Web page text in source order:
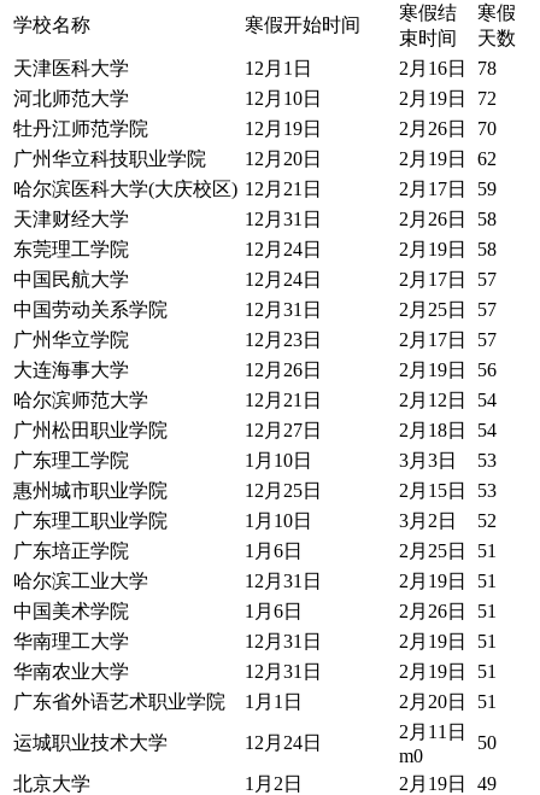
学校名称 寒假开始时间
寒假结
束时间
寒假
天数
天津医科大学
12月1日 2月16日
78
河北师范大学
12月10日 2月19日
72
牡丹江师范学院
12月19日 2月26日
70
广州华立科技职业学院
12月20日 2月19日
62
哈尔滨医科大学(大庆校区) 12月21日 2月17日
59
天津财经大学
12月31日 2月26日
58
东莞理工学院
12月24日 2月19日
58
中国民航大学
12月24日 2月17日
57
中国劳动关系学院
12月31日 2月25日
57
广州华立学院
12月23日 2月17日
57
大连海事大学
12月26日 2月19日
56
哈尔滨师范大学
12月21日 2月12日
54
广州松田职业学院
12月27日 2月18日
54
广东理工学院
1月10日 3月3日
53
惠州城市职业学院
12月25日 2月15日
53
广东理工职业学院
1月10日 3月2日
52
广东培正学院
1月6日 2月25日
51
哈尔滨工业大学
12月31日 2月19日
51
中国美术学院
1月6日 2月26日
51
华南理工大学
12月31日 2月19日
51
华南农业大学
12月31日 2月19日
51
广东省外语艺术职业学院
1月1日 2月20日
51
运城职业技术大学
12月24日
2月11日
m0
50
北京大学
1月2日 2月19日
49